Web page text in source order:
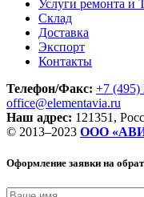
Услуги ремонта и
Склад
Доставка
Экспорт
Контакты
Телефон/Факс: +7 (495)
office@elementavia.ru
Наш адрес: 121351,
© 2013–2023 ООО
Оформление заявки на